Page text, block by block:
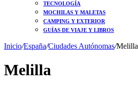
TECNOLOGÍA
MOCHILAS Y MALETAS
CAMPING Y EXTERIOR
GUÍAS DE VIAJE Y LIBROS
Inicio/España/Ciudades Autónomas/Melilla
Melilla